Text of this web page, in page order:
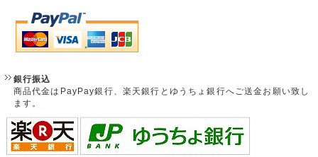
銀行振込
商品代金はPayPay銀行、楽天銀行とゆうちょ銀行へご送金お願い致し
ます。